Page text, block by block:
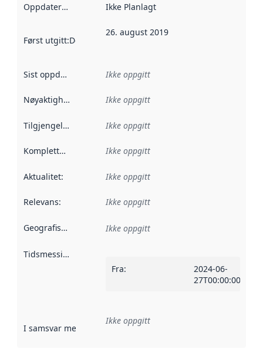
Oppdateringsfrekvens :
Ikke Planlagt
Først utgitt:Denne datoen sier når dataene i dette
26. august 2019
Sist oppdatert Ikke oppgitt
Nøyaktighet Ikke oppgitt
Tilgjengelighet Ikke oppgitt
Kompletthet Ikke oppgitt
Aktualitet: Ikke oppgitt
Relevans: Ikke oppgitt
Geografisk avgrensning :
Ikke oppgitt
Tidsmessig avgrensning
Fra:
2024-06-
27T00:00:00Z
I samsvar med Referanse til en implementasjonsregel
Ikke oppgitt